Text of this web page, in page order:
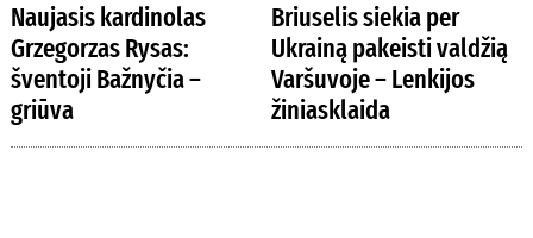
Naujasis kardinolas
Grzegorzas Rysas:
šventoji Bažnyčia –
griūva
Briuselis siekia per
Ukrainą pakeisti valdžią
Varšuvoje – Lenkijos
žiniasklaida